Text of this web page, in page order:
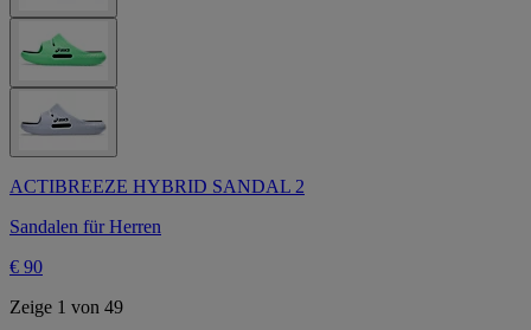
ACTIBREEZE HYBRID SANDAL 2
Sandalen für Herren
€ 90
Zeige 1 von 49